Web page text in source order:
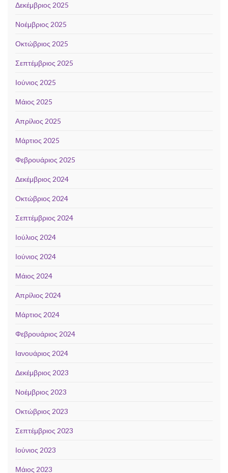
Δεκέμβριος 2025
Νοέμβριος 2025
Οκτώβριος 2025
Σεπτέμβριος 2025
Ιούνιος 2025
Μάιος 2025
Απρίλιος 2025
Μάρτιος 2025
Φεβρουάριος 2025
Δεκέμβριος 2024
Οκτώβριος 2024
Σεπτέμβριος 2024
Ιούλιος 2024
Ιούνιος 2024
Μάιος 2024
Απρίλιος 2024
Μάρτιος 2024
Φεβρουάριος 2024
Ιανουάριος 2024
Δεκέμβριος 2023
Νοέμβριος 2023
Οκτώβριος 2023
Σεπτέμβριος 2023
Ιούνιος 2023
Μάιος 2023